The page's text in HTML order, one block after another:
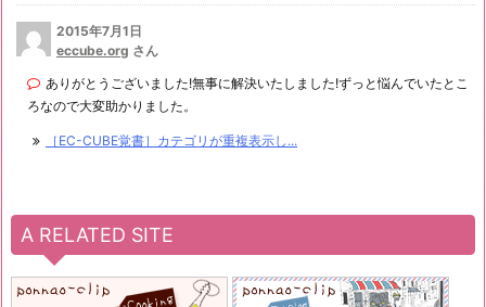
2015年7月1日
eccube.org さん
ありがとうございました!無事に解決いたしました!ずっと悩んでいたとこ
ろなので大変助かりました。
［EC-CUBE覚書］カテゴリが重複表示し...
A RELATED SITE